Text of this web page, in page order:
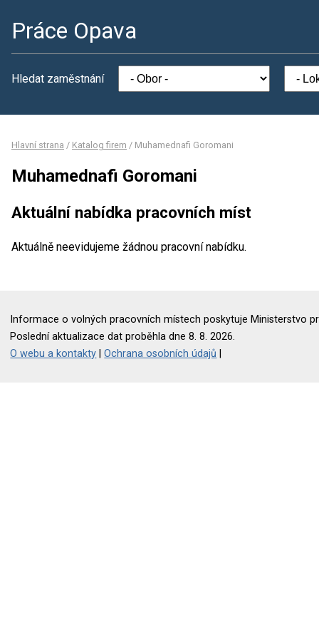
Práce Opava
Hledat zaměstnání
Hlavní strana / Katalog firem / Muhamednafi Goromani
Muhamednafi Goromani
Aktuální nabídka pracovních míst
Aktuálně neevidujeme žádnou pracovní nabídku.
Informace o volných pracovních místech poskytuje Ministerstvo
Poslední aktualizace dat proběhla dne 8. 8. 2026.
O webu a kontakty |Ochrana osobních údajů